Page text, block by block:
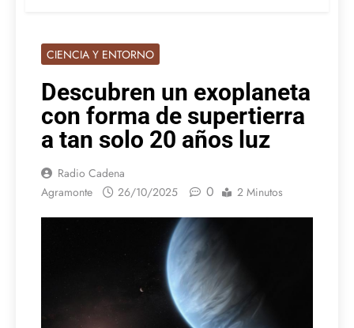
CIENCIA Y ENTORNO
Descubren un exoplaneta
con forma de supertierra
a tan solo 20 años luz
Radio Cadena
Agramonte
26/10/2025 0 2 Minutos